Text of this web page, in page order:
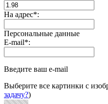
На адрес*:
Персональные данные
E-mail*:
Введите ваш e-mail
Выберите все картинки с
задачу?)